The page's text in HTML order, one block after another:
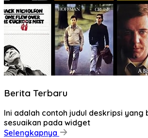
Berita Terbaru
Ini adalah contoh judul deskripsi yang
sesuaikan pada widget
Selengkapnya